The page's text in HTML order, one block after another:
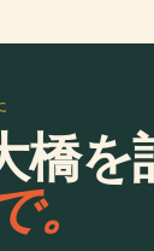
橋を
。